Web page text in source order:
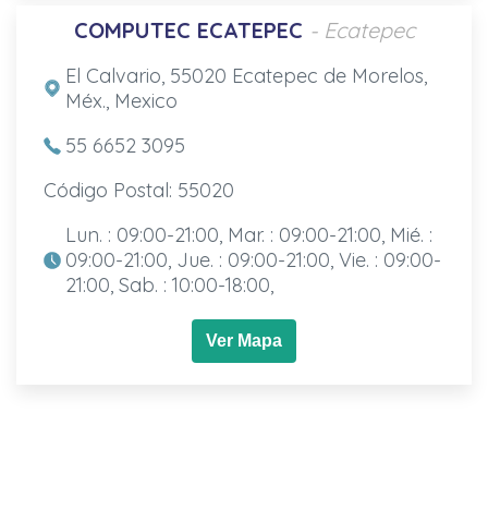
COMPUTEC ECATEPEC - Ecatepec
El Calvario, 55020 Ecatepec de Morelos,
Méx., Mexico
55 6652 3095
Código Postal: 55020
Lun. : 09:00-21:00, Mar. : 09:00-21:00, Mié. :
09:00-21:00, Jue. : 09:00-21:00, Vie. : 09:00-
21:00, Sab. : 10:00-18:00,
Ver Mapa